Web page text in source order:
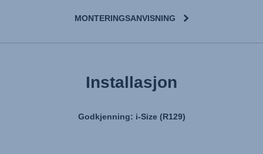
MONTERINGSANVISNING
Installasjon
Godkjenning: i-Size (R129)